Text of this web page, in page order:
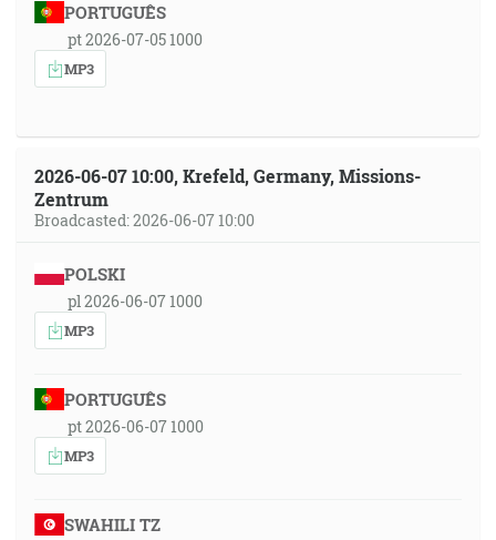
PORTUGUÊS
pt 2026-07-05 1000
MP3
2026-06-07 10:00, Krefeld, Germany, Missions-
Zentrum
Broadcasted: 2026-06-07 10:00
POLSKI
pl 2026-06-07 1000
MP3
PORTUGUÊS
pt 2026-06-07 1000
MP3
SWAHILI TZ